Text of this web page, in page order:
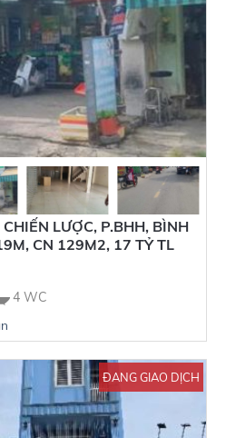
LƯỢC, P.BHH, BÌNH
CN 129M2, 17 TỶ TL
4 WC
ĐANG GIAO DỊCH